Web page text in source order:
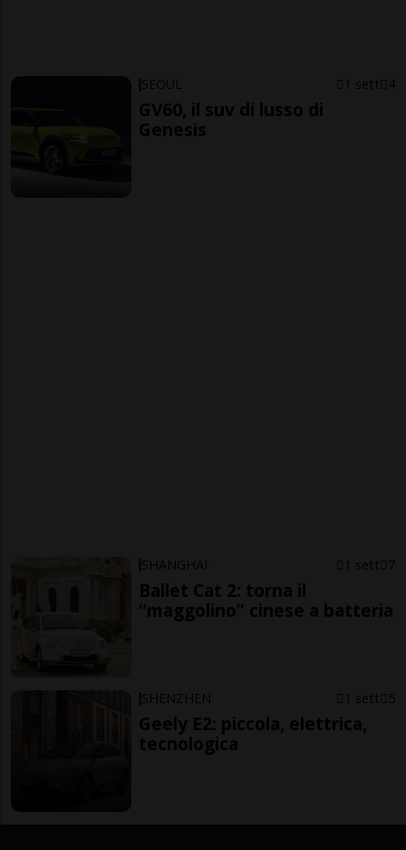
SEOUL 1 sett 4
GV60, il suv di lusso di
Genesis
SHANGHAI 1 sett 7
Ballet Cat 2: torna il
“maggolino” cinese a batteria
SHENZHEN 1 sett 5
Geely E2: piccola, elettrica,
tecnologica